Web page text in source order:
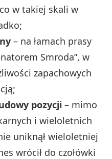
w takiej skali w
– na łamach prasy
Smroda”, w
zapachowych
pozycji – mimo
i wieloletnich
uniknął wieloletniej
wrócił do czołówki